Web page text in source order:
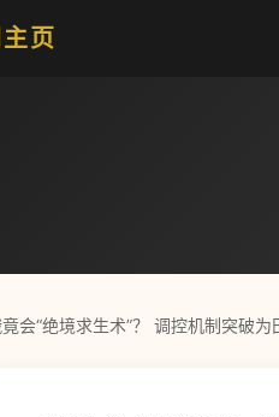
页
会“绝境求生术”？ 调控机制突破